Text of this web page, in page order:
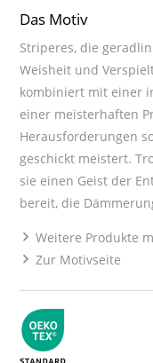
Das Motiv
Striperes, die
Weisheit und
kombiniert mit einer
einer meisterhaften
Herausforderungen
geschickt meistert.
sie einen Geist der
bereit, die
Weitere Produkte
Zur Motivseite